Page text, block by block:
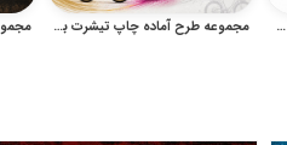
مجموعه عکس خرس عروسکی و تدی فانتزی بامزه مجموعه طرح آماده چاپ تیشرت با تایپوگرافی، وکتور شهری و وینتیج